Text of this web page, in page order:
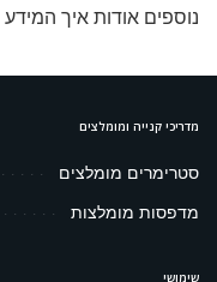
נוספים אודות איך
מדריכי קנייה ומומלצים
סטרימרים מומלצים
מדפסות מומלצות
שימושי